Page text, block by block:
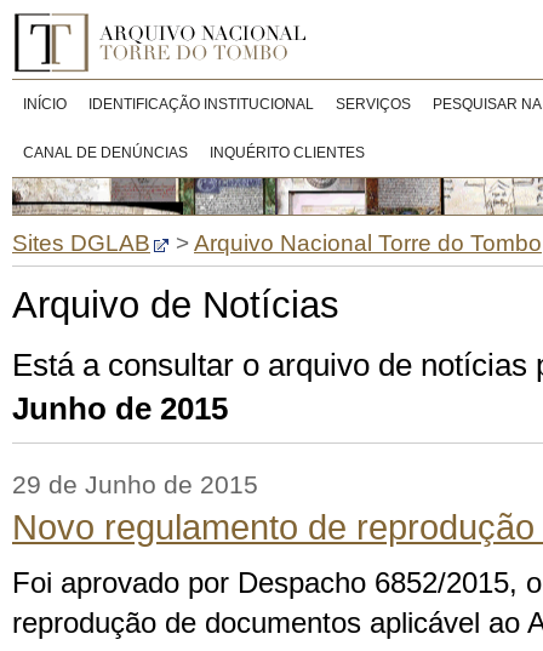
INÍCIO IDENTIFICAÇÃO INSTITUCIONAL SERVIÇOS PESQUISAR
CANAL DE DENÚNCIAS INQUÉRITO CLIENTES
Sites DGLAB >Arquivo Nacional Torre do Tombo
Arquivo de Notícias
Está a consultar o arquivo de notícias
Junho de 2015
29 de Junho de 2015
Novo regulamento de
Foi aprovado por Despacho 6852/2015,
reprodução de documentos aplicável ao